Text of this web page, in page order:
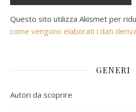
Questo sito utilizza Akismet per
come vengono elaborati i dati
GENERI
Autori da scoprire